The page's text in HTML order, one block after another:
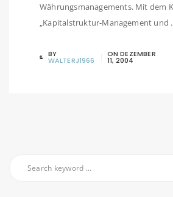
Währungsmanagements. Mit dem
„Kapitalstruktur-Management und
BY
WALTERJ1966
ON DEZEMBER
11, 2004